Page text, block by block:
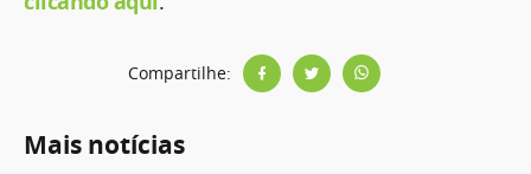
Compartilhe:
Mais notícias